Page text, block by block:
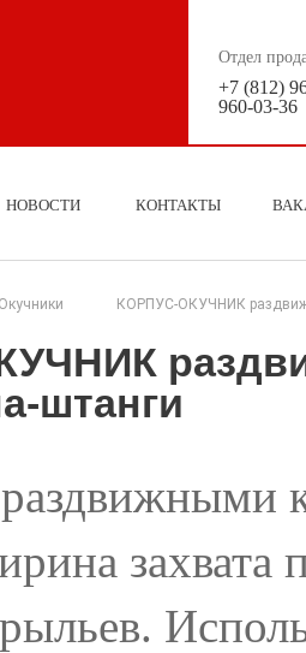
Отдел
+7 (812)
960-03-36
НОВОСТИ КОНТАКТЫ
Окучники КОРПУС-ОКУЧНИК
штанги
захвата